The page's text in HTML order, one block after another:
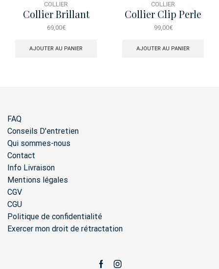
COLLIER
Collier Brillant
Turquoise
69,00€
AJOUTER AU PANIER
COLLIER
Collier Clip Perle
Brosse Dore
99,00€
AJOUTER AU PANIER
FAQ
Conseils D'entretien
Qui sommes-nous
Contact
Info Livraison
Mentions légales
CGV
CGU
Politique de confidentialité
Exercer mon droit de rétractation